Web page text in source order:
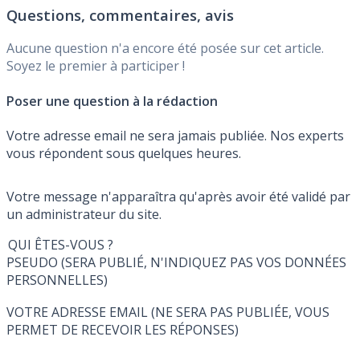
ni de domiciliation bancaire !
Questions, commentaires, avis
Aucune question n'a encore été posée sur cet article.
Soyez le premier à participer !
Poser une question à la rédaction
Votre adresse email ne sera jamais publiée. Nos experts
vous répondent sous quelques heures.
Votre message n'apparaîtra qu'après avoir été validé par
un administrateur du site.
QUI ÊTES-VOUS ?
PSEUDO (SERA PUBLIÉ, N'INDIQUEZ PAS VOS DONNÉES
PERSONNELLES)
VOTRE ADRESSE EMAIL (NE SERA PAS PUBLIÉE, VOUS
PERMET DE RECEVOIR LES RÉPONSES)